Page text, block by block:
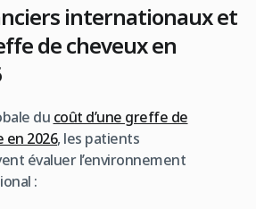
internationaux et
de cheveux en
du coût d’une greffe de
en 2026, les patients
évaluer l’environnement
: